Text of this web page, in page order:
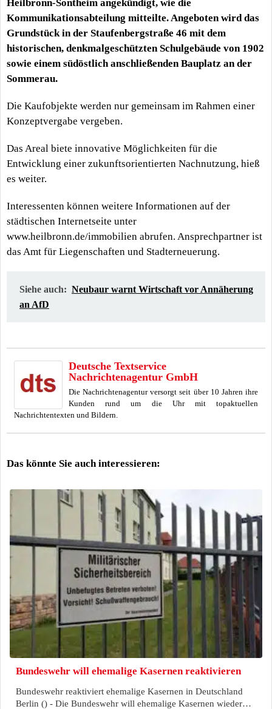
Heilbronn-Sontheim angekündigt, wie die
Kommunikationsabteilung mitteilte. Angeboten wird das
Grundstück in der Staufenbergstraße 46 mit dem
historischen, denkmalgeschützten Schulgebäude von 1902
sowie einem südöstlich anschließenden Bauplatz an der
Sommerau.
Die Kaufobjekte werden nur gemeinsam im Rahmen einer
Konzeptvergabe vergeben.
Das Areal biete innovative Möglichkeiten für die
Entwicklung einer zukunftsorientierten Nachnutzung, hieß
es weiter.
Interessenten können weitere Informationen auf der
städtischen Internetseite unter
www.heilbronn.de/immobilien abrufen. Ansprechpartner ist
das Amt für Liegenschaften und Stadterneuerung.
Siehe auch: Neubaur warnt Wirtschaft vor Annäherung
an AfD
Deutsche Textservice
Nachrichtenagentur GmbH
Die Nachrichtenagentur versorgt seit über 10 Jahren ihre
Kunden rund um die Uhr mit topaktuellen
Nachrichtentexten und Bildern.
Das könnte Sie auch interessieren:
Bundeswehr will ehemalige Kasernen reaktivieren
Bundeswehr reaktiviert ehemalige Kasernen in Deutschland
Berlin () - Die Bundeswehr will ehemalige Kasernen wieder…